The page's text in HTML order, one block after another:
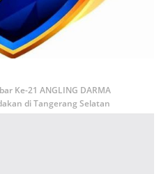
Ke-21 ANGLING DARMA
di Tangerang Selatan